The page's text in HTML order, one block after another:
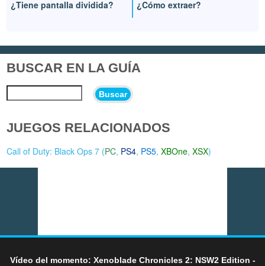
¿Tiene pantalla dividida?
¿Cómo extraer?
BUSCAR EN LA GUÍA
Buscar
JUEGOS RELACIONADOS
Call of Duty: Black Ops 7 (PC, PS4, PS5,XBOne,XSX)
Vídeo del momento: Xenoblade Chronicles 2: NSW2 Edition -